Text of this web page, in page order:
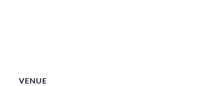
VENUE